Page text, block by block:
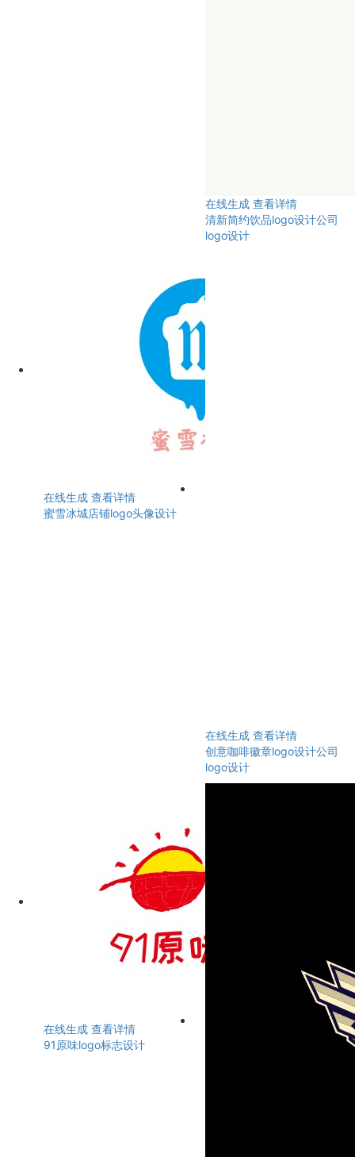
在线生成 查看详情
清新简约饮品logo设计公司
logo设计
在线生成 查看详情
蜜雪冰城店铺logo头像设计
在线生成 查看详情
创意咖啡徽章logo设计公司
logo设计
在线生成 查看详情
91原味logo标志设计